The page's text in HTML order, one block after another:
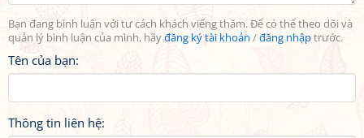
Bạn đang bình luận với tư cách khách viếng thăm. Để có thể theo dõi và
quản lý bình luận của mình, hãyđăng ký tài khoản /đăng nhậptrước.
Tên của bạn:
Thông tin liên hệ: